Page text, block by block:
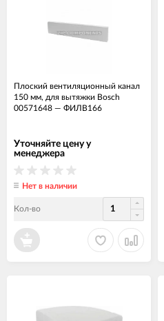
Плоский вентиляционный канал
150 мм, для вытяжки Bosch
00571648 — ФИЛВ166
Уточняйте цену у
менеджера
Нет в наличии
Кол-во